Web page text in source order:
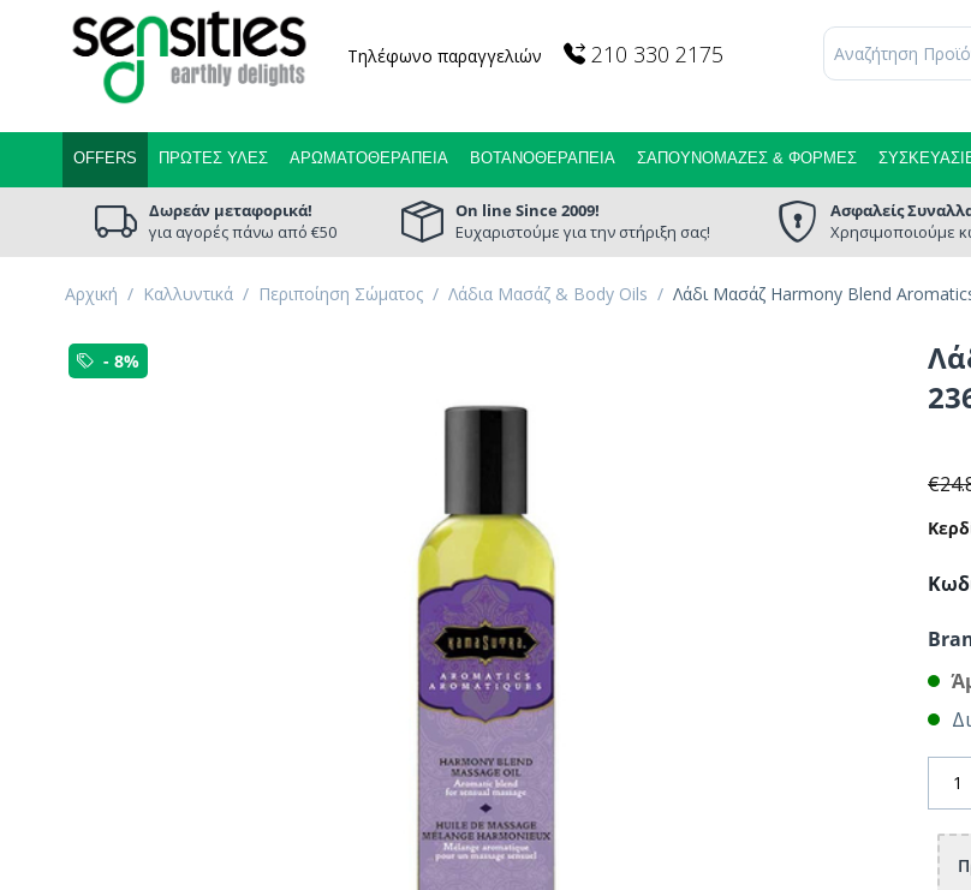
Τηλέφωνο παραγγελιών 210 330 2175
OFFERS ΠΡΏΤΕΣ ΎΛΕΣ ΑΡΩΜΑΤΟΘΕΡΑΠΕΊΑ ΒΟΤΑΝΟΘΕΡΑΠΕΊΑ ΣΑΠΟΥΝΌΜΑΖΕΣ & ΦΌΡΜΕΣ
Δωρεάν μεταφορικά!
για αγορές πάνω από €50
On line Since 2009!
Ευχαριστούμε για την στήριξη σας!
Ασφαλείς
Χρησιμοποιούμε
Αρχική / Καλλυντικά / Περιποίηση Σώματος / Λάδια Μασάζ & Body Oils / Λάδι Μασάζ Harmony Blend
- 8%
€